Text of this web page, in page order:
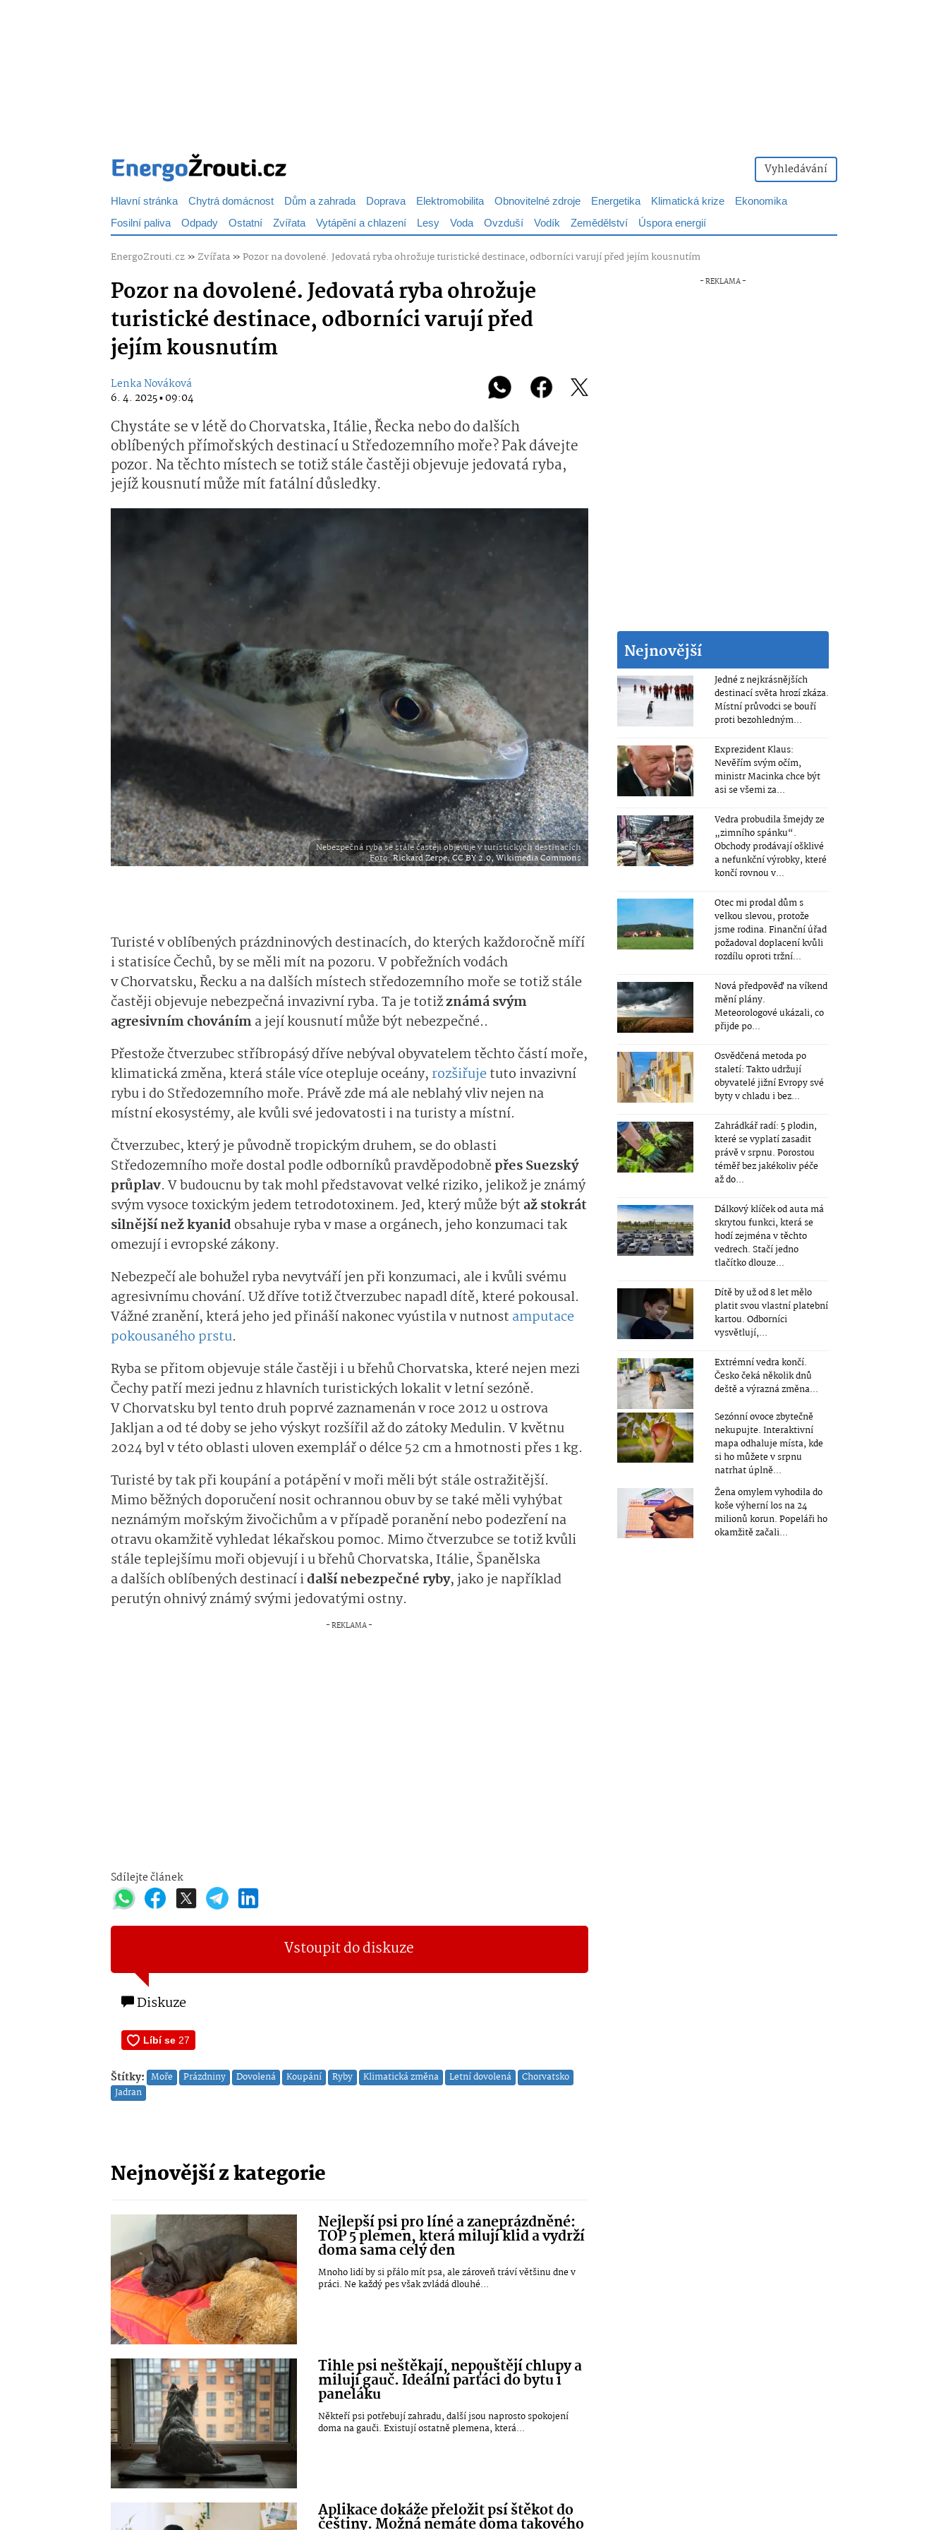
Vyhledávání
Hlavní stránka Chytrá domácnost Dům a zahrada Doprava Elektromobilita Obnovitelné zdroje Energetika Klimatická krize
Ekonomika
Fosilní paliva Odpady Ostatní Zvířata Vytápění a chlazení Lesy Voda Ovzduší Vodík Zemědělství Úspora energií
EnergoZrouti.cz»Zvířata»Pozor na dovolené. Jedovatá ryba ohrožuje turistické destinace, odborníci varují před jejím kousnutím
Pozor na dovolené. Jedovatá ryba ohrožuje
turistické destinace, odborníci varují před
jejím kousnutím
Lenka Nováková
6. 4. 2025 ▪ 09:04
Chystáte se v létě do Chorvatska, Itálie, Řecka nebo do dalších
oblíbených přímořských destinací u Středozemního moře? Pak dávejte
pozor. Na těchto místech se totiž stále častěji objevuje jedovatá ryba,
jejíž kousnutí může mít fatální důsledky.
Nebezpečná ryba se stále častěji objevuje v turistických destinacích
Foto:Rickard Zerpe, CC BY 2.0, Wikimedia Commons
Turisté v oblíbených prázdninových destinacích, do kterých každoročně míří
i statisíce Čechů, by se měli mít na pozoru. V pobřežních vodách
v Chorvatsku, Řecku a na dalších místech středozemního moře se totiž stále
častěji objevuje nebezpečná invazivní ryba. Ta je totižznámá svým
agresivním chováníma její kousnutí může být nebezpečné..
Přestože čtverzubec stříbropásý dříve nebýval obyvatelem těchto částí moře,
klimatická změna, která stále více otepluje oceány, rozšiřujetuto invazivní
rybu i do Středozemního moře. Právě zde má ale neblahý vliv nejen na
místní ekosystémy, ale kvůli své jedovatosti i na turisty a místní.
Čtverzubec, který je původně tropickým druhem, se do oblasti
Středozemního moře dostal podle odborníků pravděpodobněpřes Suezský
průplav. V budoucnu by tak mohl představovat velké riziko, jelikož je známý
svým vysoce toxickým jedem tetrodotoxinem. Jed, který může býtaž stokrát
silnější než kyanid obsahuje ryba v mase a orgánech, jeho konzumaci tak
omezují i evropské zákony.
Nebezpečí ale bohužel ryba nevytváří jen při konzumaci, ale i kvůli svému
agresivnímu chování. Už dříve totiž čtverzubec napadl dítě, které pokousal.
Vážné zranění, která jeho jed přináší nakonec vyústila v nutnost amputace
pokousaného prstu.
Ryba se přitom objevuje stále častěji i u břehů Chorvatska, které nejen mezi
Čechy patří mezi jednu z hlavních turistických lokalit v letní sezóně.
V Chorvatsku byl tento druh poprvé zaznamenán v roce 2012 u ostrova
Jakljan a od té doby se jeho výskyt rozšířil až do zátoky Medulin. V květnu
2024 byl v této oblasti uloven exemplář o délce 52 cm a hmotnosti přes 1 kg.
Turisté by tak při koupání a potápění v moři měli být stále ostražitější.
Mimo běžných doporučení nosit ochrannou obuv by se také měli vyhýbat
neznámým mořským živočichům a v případě poranění nebo podezření na
otravu okamžitě vyhledat lékařskou pomoc. Mimo čtverzubce se totiž kvůli
stále teplejšímu moři objevují i u břehů Chorvatska, Itálie, Španělska
a dalších oblíbených destinací idalší nebezpečné ryby, jako je například
perutýn ohnivý známý svými jedovatými ostny.
Sdílejte článek
Vstoupit do diskuze
Diskuze
Štítky: Moře Prázdniny Dovolená Koupání Ryby Klimatická změna Letní dovolená
Chorvatsko
Jadran
Nejnovější z kategorie
Nejlepší psi pro líné a zaneprázdněné:
TOP 5 plemen, která milují klid a vydrží
doma sama celý den
Mnoho lidí by si přálo mít psa, ale zároveň tráví většinu dne v
práci. Ne každý pes však zvládá dlouhé...
Tihle psi neštěkají, nepouštějí chlupy a
milují gauč. Ideální parťáci do bytu i
paneláku
Někteří psi potřebují zahradu, další jsou naprosto spokojení
doma na gauči. Existují ostatně plemena, která...
Aplikace dokáže přeložit psí štěkot do
češtiny. Možná nemáte doma takového
Nejnovější
Jedné z nejkrásnějších
destinací světa hrozí zkáza.
Místní průvodci se bouří
proti bezohledným...
Exprezident Klaus:
Nevěřím svým očím,
ministr Macinka chce být
asi se všemi za...
Vedra probudila šmejdy ze
„zimního spánku“.
Obchody prodávají ošklivé
a nefunkční výrobky, které
končí rovnou v...
Otec mi prodal dům s
velkou slevou, protože
jsme rodina. Finanční úřad
požadoval doplacení kvůli
rozdílu oproti tržní...
Nová předpověď na víkend
mění plány.
Meteorologové ukázali, co
přijde po...
Osvědčená metoda po
staletí: Takto udržují
obyvatelé jižní Evropy své
byty v chladu i bez...
Zahrádkář radí: 5 plodin,
které se vyplatí zasadit
právě v srpnu. Porostou
téměř bez jakékoliv péče
až do...
Dálkový klíček od auta má
skrytou funkci, která se
hodí zejména v těchto
vedrech. Stačí jedno
tlačítko dlouze...
Dítě by už od 8 let mělo
platit svou vlastní platební
kartou. Odborníci
vysvětlují,...
Extrémní vedra končí.
Česko čeká několik dnů
deště a výrazná změna...
Sezónní ovoce zbytečně
nekupujte. Interaktivní
mapa odhaluje místa, kde
si ho můžete v srpnu
natrhat úplně...
Žena omylem vyhodila do
koše výherní los na 24
milionů korun. Popeláři ho
okamžitě začali...